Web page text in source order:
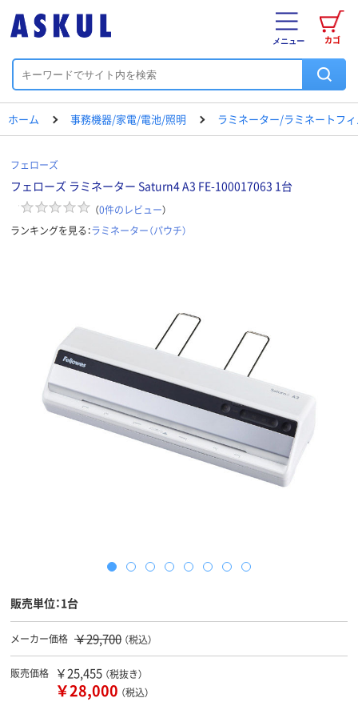
カゴ
メニュー
ホーム 事務機器/家電/電池/照明 ラミネーター/ラミネートフ
フェローズ
フェローズ ラミネーター Saturn4 A3 FE-100017063 1台
（0件のレビュー）
ランキングを見る：ラミネーター（パウチ）
販売単位：1台
メーカー価格 ￥29,700 （税込）
販売価格 ￥25,455 （税抜き）
￥28,000 （税込）